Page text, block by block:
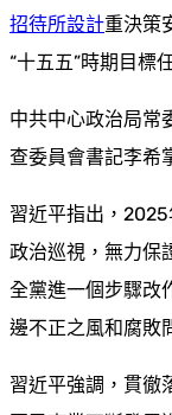
招待所設計重決策
“十五五”時期目標
中共中心政治局常
查委員會書記李希
習近平指出，
政治巡視，無力保
全黨進一個步驟改
邊不正之風和腐敗
習近平強調，貫徹